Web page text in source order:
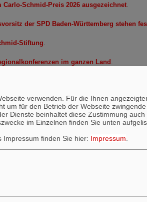
Carlo-Schmid-Preis 2026 ausgezeichnet
der SPD Baden-Württemberg stehen
Stiftung
im ganzen Land
des Landesvorsitzes beschlossen
Themen sortiert
verwenden. Für die Ihnen
für den Betrieb der Webseite
Dienste beinhaltet diese Zustimmung
im Einzelnen finden Sie unten
Impressum finden Sie hier: Impressum